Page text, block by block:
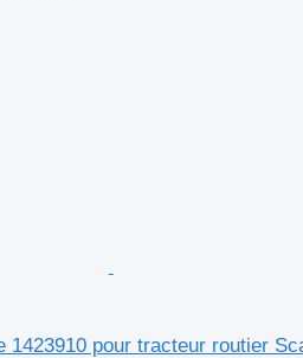
pour tracteur routier